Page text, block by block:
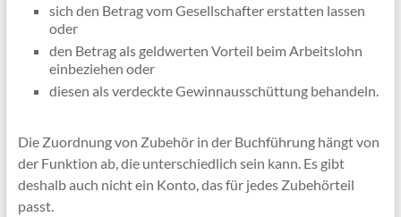
sich den Betrag vom Gesellschafter erstatten lassen
oder
den Betrag als geldwerten Vorteil beim Arbeitslohn
einbeziehen oder
diesen als verdeckte Gewinnausschüttung behandeln.
Die Zuordnung von Zubehör in der Buchführung hängt von
der Funktion ab, die unterschiedlich sein kann. Es gibt
deshalb auch nicht ein Konto, das für jedes Zubehörteil
passt.